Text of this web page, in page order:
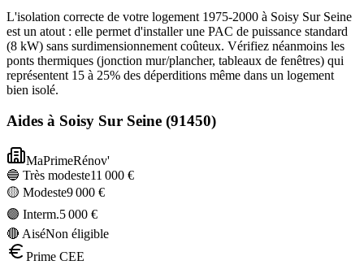
L'isolation correcte de votre logement 1975-2000 à Soisy Sur Seine
est un atout : elle permet d'installer une PAC de puissance standard
(8 kW) sans surdimensionnement coûteux. Vérifiez néanmoins les
ponts thermiques (jonction mur/plancher, tableaux de fenêtres) qui
représentent 15 à 25% des déperditions même dans un logement
bien isolé.
Aides à Soisy Sur Seine (91450)
MaPrimeRénov'
🔵 Très modeste11 000 €
🟡 Modeste9 000 €
🟣 Interm.5 000 €
🔴 AiséNon éligible
Prime CEE